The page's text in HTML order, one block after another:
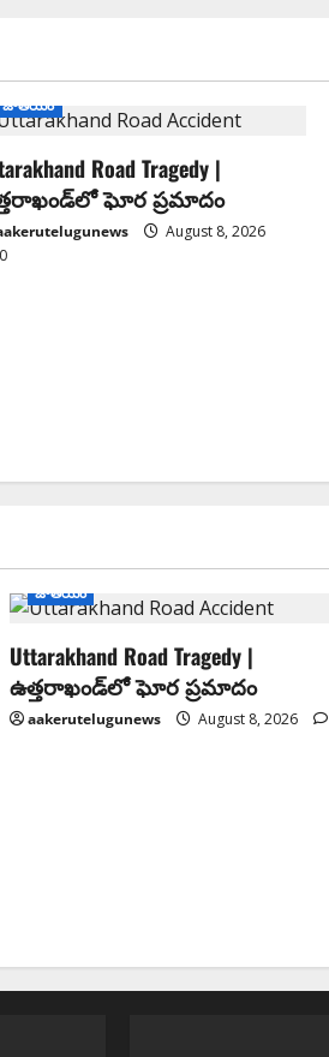
జాతీయం
Road Tragedy |
ఘోర ప్రమాదం
August 8, 2026
0
జాతీయం
Uttarakhand Road Tragedy |
ఉత్తరాఖండ్‌లో ఘోర ప్రమాదం
aakerutelugunews August 8, 2026